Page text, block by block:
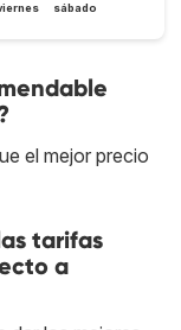
sábado
el mejor precio
tarifas
a